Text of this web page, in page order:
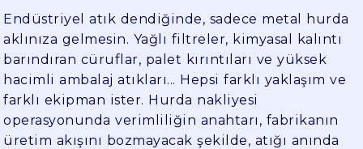
Endüstriyel atık dendiğinde, sadece metal hurda
aklınıza gelmesin. Yağlı filtreler, kimyasal kalıntı
barındıran cüruflar, palet kırıntıları ve yüksek
hacimli ambalaj atıkları... Hepsi farklı yaklaşım ve
farklı ekipman ister. Hurda nakliyesi
operasyonunda verimliliğin anahtarı, fabrikanın
üretim akışını bozmayacak şekilde, atığı anında